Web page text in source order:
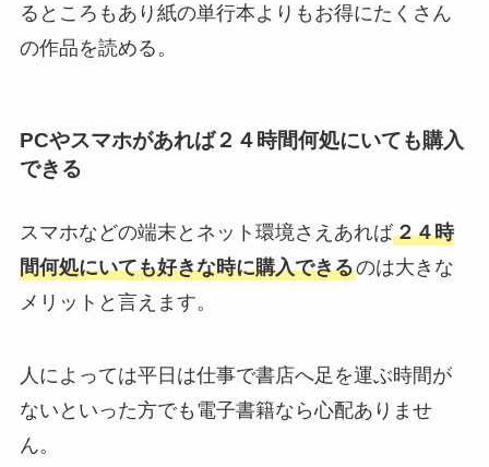
るところもあり紙の単行本よりもお得にたくさん
の作品を読める。
PCやスマホがあれば２４時間何処にいても購入
できる
スマホなどの端末とネット環境さえあれば２４時
間何処にいても好きな時に購入できるのは大きな
メリットと言えます。
人によっては平日は仕事で書店へ足を運ぶ時間が
ないといった方でも電子書籍なら心配ありませ
ん。